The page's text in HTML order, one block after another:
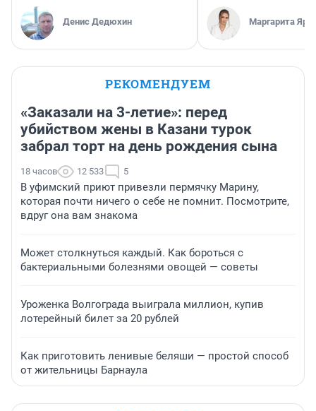
Денис Дедюхин Маргарита
РЕКОМЕНДУЕМ
«Заказали на 3-летие»: перед
убийством жены в Казани турок
забрал торт на день рождения сына
18 часов 12 533 5
В уфимский приют привезли пермячку Марину,
которая почти ничего о себе не помнит. Посмотрите,
вдруг она вам знакома
Может столкнуться каждый. Как бороться с
бактериальными болезнями овощей — советы
Уроженка Волгограда выиграла миллион, купив
лотерейный билет за 20 рублей
Как приготовить ленивые беляши — простой способ
от жительницы Барнаула